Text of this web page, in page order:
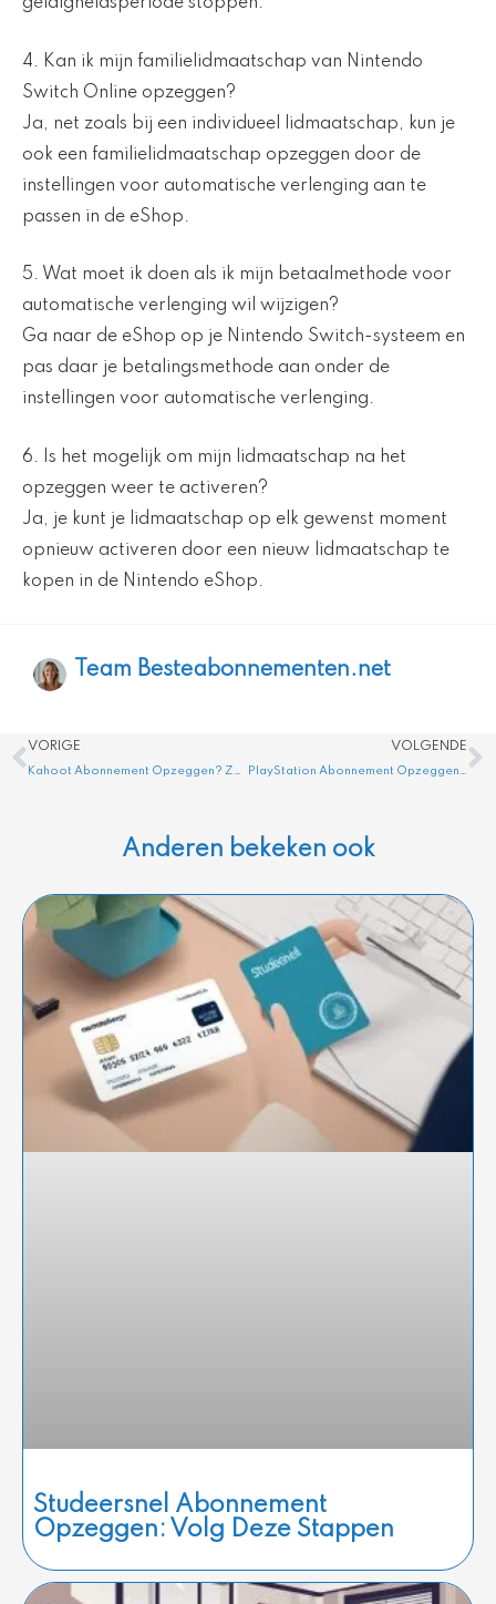
geldigheidsperiode stoppen.
4. Kan ik mijn familielidmaatschap van Nintendo
Switch Online opzeggen?
Ja, net zoals bij een individueel lidmaatschap, kun je
ook een familielidmaatschap opzeggen door de
instellingen voor automatische verlenging aan te
passen in de eShop.
5. Wat moet ik doen als ik mijn betaalmethode voor
automatische verlenging wil wijzigen?
Ga naar de eShop op je Nintendo Switch-systeem en
pas daar je betalingsmethode aan onder de
instellingen voor automatische verlenging.
6. Is het mogelijk om mijn lidmaatschap na het
opzeggen weer te activeren?
Ja, je kunt je lidmaatschap op elk gewenst moment
opnieuw activeren door een nieuw lidmaatschap te
kopen in de Nintendo eShop.
Team Besteabonnementen.net
Vorige
VORIGE
Kahoot Abonnement Opzeggen? Zo Doe Je Dat Binnen 1 Minuut
VOLGENDE
PlayStation Abonnement Opzeggen? Alles Wat Je Moet Weten
Anderen bekeken ook
Studeersnel Abonnement
Opzeggen: Volg Deze Stappen